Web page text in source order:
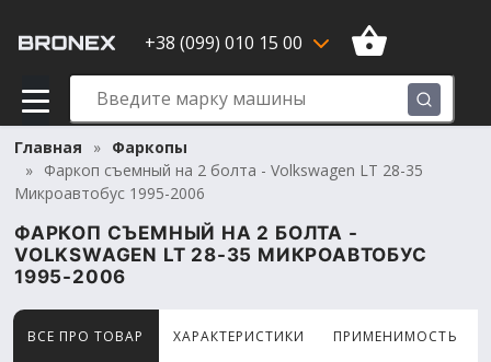
+38 (099) 010 15 00
Главная
Фаркопы
Фаркоп съемный на 2 болта - Volkswagen LT 28-35
Микроавтобус 1995-2006
ФАРКОП СЪЕМНЫЙ НА 2 БОЛТА -
VOLKSWAGEN LT 28-35 МИКРОАВТОБУС
1995-2006
ВСЕ ПРО ТОВАР ХАРАКТЕРИСТИКИ ПРИМЕНИМОСТЬ
Товар просматривают сейчас 8 человек